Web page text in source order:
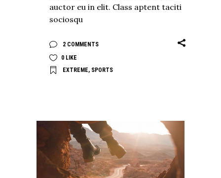
auctor eu in elit. Class aptent taciti
sociosqu
2 COMMENTS
0 LIKE
EXTREME, SPORTS